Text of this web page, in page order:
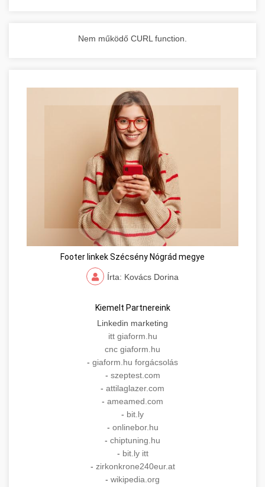
Nem működő CURL function.
Footer linkek Szécsény Nógrád megye
Írta: Kovács Dorina
Kiemelt Partnereink
Linkedin marketing
itt giaform.hu
cnc giaform.hu
- giaform.hu forgácsolás
- szeptest.com
- attilaglazer.com
- ameamed.com
- bit.ly
- onlinebor.hu
- chiptuning.hu
- bit.ly itt
- zirkonkrone240eur.at
- wikipedia.org